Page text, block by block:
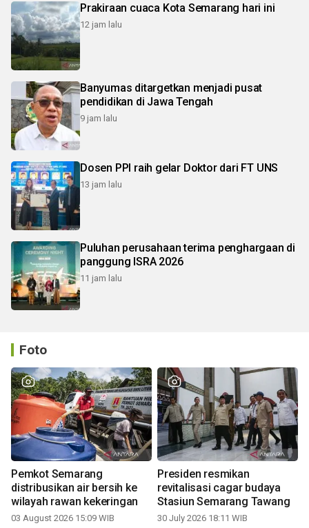
Prakiraan cuaca Kota Semarang hari ini
12 jam lalu
Banyumas ditargetkan menjadi pusat
pendidikan di Jawa Tengah
9 jam lalu
Dosen PPI raih gelar Doktor dari FT UNS
13 jam lalu
Puluhan perusahaan terima penghargaan di
panggung ISRA 2026
11 jam lalu
Foto
Pemkot Semarang
distribusikan air bersih ke
wilayah rawan kekeringan
03 August 2026 15:09 WIB
Presiden resmikan
revitalisasi cagar budaya
Stasiun Semarang Tawang
30 July 2026 18:11 WIB